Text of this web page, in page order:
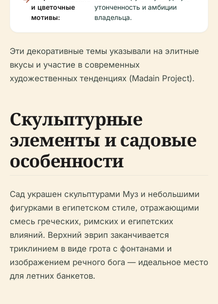
и цветочные
мотивы:
утонченность и амбиции
владельца.
Эти декоративные темы указывали на элитные
вкусы и участие в современных
художественных тенденциях (Madain Project).
Скульптурные
элементы и садовые
особенности
Сад украшен скульптурами Муз и небольшими
фигурками в египетском стиле, отражающими
смесь греческих, римских и египетских
влияний. Верхний эврип заканчивается
триклинием в виде грота с фонтанами и
изображением речного бога — идеальное место
для летних банкетов.